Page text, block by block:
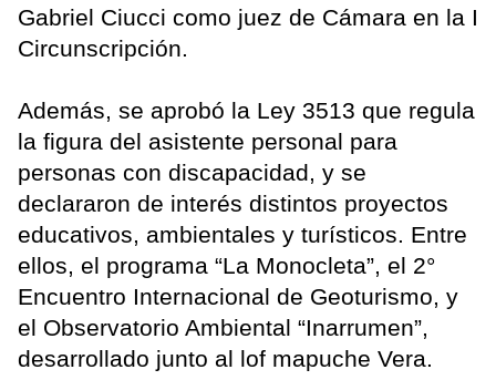
Gabriel Ciucci como juez de Cámara en la I
Circunscripción.
Además, se aprobó la Ley 3513 que regula
la figura del asistente personal para
personas con discapacidad, y se
declararon de interés distintos proyectos
educativos, ambientales y turísticos. Entre
ellos, el programa “La Monocleta”, el 2°
Encuentro Internacional de Geoturismo, y
el Observatorio Ambiental “Inarrumen”,
desarrollado junto al lof mapuche Vera.